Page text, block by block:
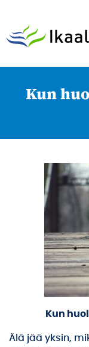
Kun
Kun
Älä jää yksin,